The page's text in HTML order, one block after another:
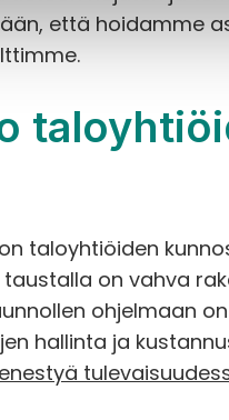
että hoidamme
taloyhtiöiden
on vahva
ohjelmaan
hallinta ja